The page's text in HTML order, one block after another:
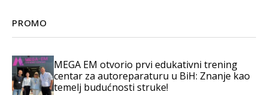
PROMO
MEGA EM otvorio prvi edukativni trening
centar za autoreparaturu u BiH: Znanje kao
temelj budućnosti struke!